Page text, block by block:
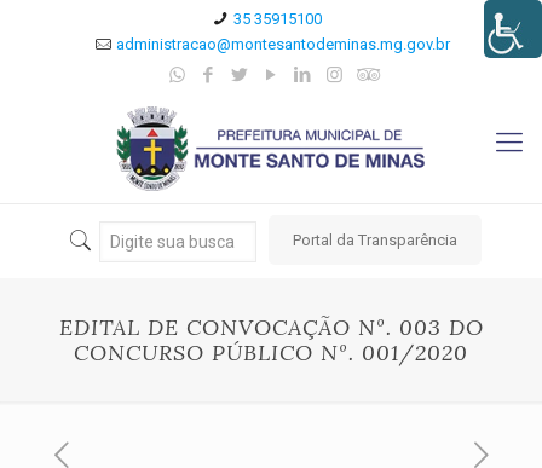
35 35915100
administracao@montesantodeminas.mg.gov.br
Portal da Transparência
EDITAL DE CONVOCAÇÃO Nº. 003 DO
CONCURSO PÚBLICO Nº. 001/2020